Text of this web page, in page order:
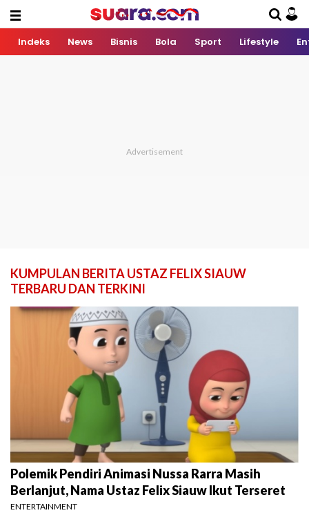
Indeks News Bisnis Bola Sport Lifestyle
KUMPULAN BERITA USTAZ FELIX SIAUW
TERBARU DAN TERKINI
Polemik Pendiri Animasi Nussa Rarra Masih
Berlanjut, Nama Ustaz Felix Siauw Ikut Terseret
ENTERTAINMENT